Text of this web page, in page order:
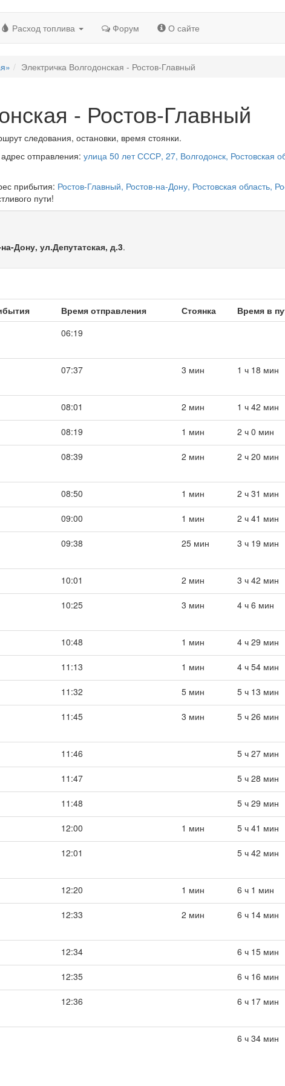
Расход топлива Форум О сайте
Электричка Волгодонская - Ростов-Главный
- Ростов-Главный
следования, остановки, время стоянки.
отправления: улица 50 лет СССР, 27, Волгодонск, Ростовская
прибытия: Ростов-Главный, Ростов-на-Дону, Ростовская область,
пути!
Дону, ул.Депутатская, д.3.
Время отправления Стоянка Время в
06:19
07:37 3 мин 1 ч 18 мин
08:01 2 мин 1 ч 42 мин
08:19 1 мин 2 ч 0 мин
08:39 2 мин 2 ч 20 мин
08:50 1 мин 2 ч 31 мин
09:00 1 мин 2 ч 41 мин
09:38 25 мин 3 ч 19 мин
10:01 2 мин 3 ч 42 мин
10:25 3 мин 4 ч 6 мин
10:48 1 мин 4 ч 29 мин
11:13 1 мин 4 ч 54 мин
11:32 5 мин 5 ч 13 мин
11:45 3 мин 5 ч 26 мин
11:46 5 ч 27 мин
11:47 5 ч 28 мин
11:48 5 ч 29 мин
12:00 1 мин 5 ч 41 мин
12:01 5 ч 42 мин
12:20 1 мин 6 ч 1 мин
12:33 2 мин 6 ч 14 мин
12:34 6 ч 15 мин
12:35 6 ч 16 мин
12:36 6 ч 17 мин
6 ч 34 мин